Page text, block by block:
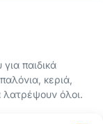
παιδικά
κεριά,
λατρέψουν όλοι.